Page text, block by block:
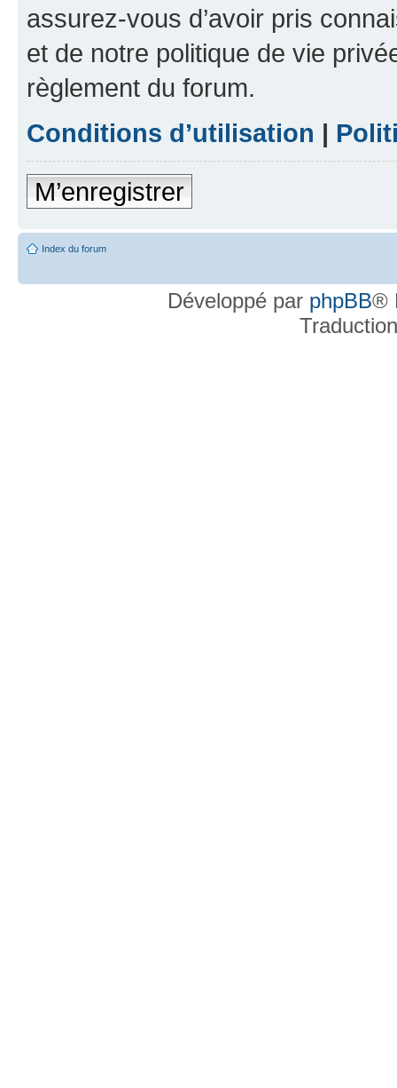
assurez-vous d’avoir pris
et de notre politique de vie
règlement du forum.
Conditions d’utilisation |
M’enregistrer
Index du forum
Développé par phpBB®